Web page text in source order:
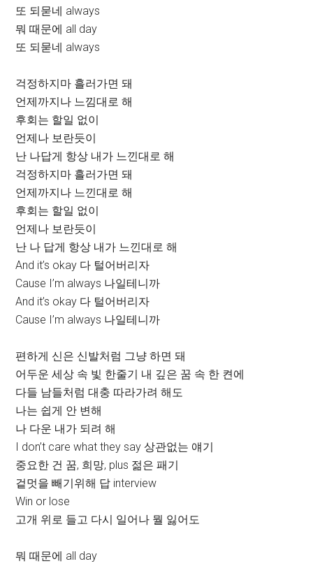
또 되묻네 always
뭐 때문에 all day
또 되묻네 always
걱정하지마 흘러가면 돼
언제까지나 느낌대로 해
후회는 할일 없이
언제나 보란듯이
난 나답게 항상 내가 느낀대로 해
걱정하지마 흘러가면 돼
언제까지나 느낀대로 해
후회는 할일 없이
언제나 보란듯이
난 나 답게 항상 내가 느낀대로 해
And it’s okay 다 털어버리자
Cause I’m always 나일테니까
And it’s okay 다 털어버리자
Cause I’m always 나일테니까
편하게 신은 신발처럼 그냥 하면 돼
어두운 세상 속 빛 한줄기 내 깊은 꿈 속 한 켠에
다들 남들처럼 대충 따라가려 해도
나는 쉽게 안 변해
나 다운 내가 되려 해
I don’t care what they say 상관없는 얘기
중요한 건 꿈, 희망, plus 젊은 패기
겉멋을 빼기위해 답 interview
Win or lose
고개 위로 들고 다시 일어나 뭘 잃어도
뭐 때문에 all day